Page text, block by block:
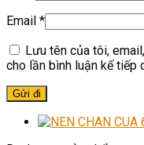
Email *
Lưu tên của tôi,
cho lần bình luận kế tiếp